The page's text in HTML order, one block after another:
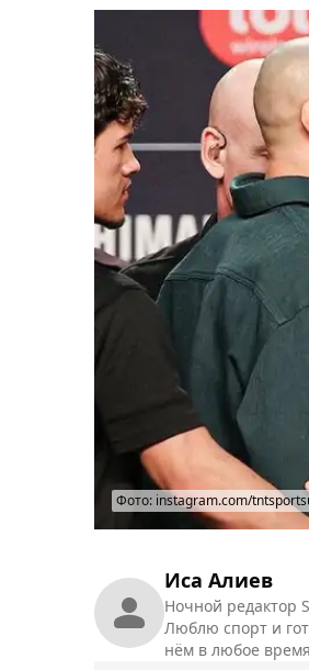
Фото: instagram.com/
Иса Алиев
Ночной редактор
Люблю спорт и
нём в любое